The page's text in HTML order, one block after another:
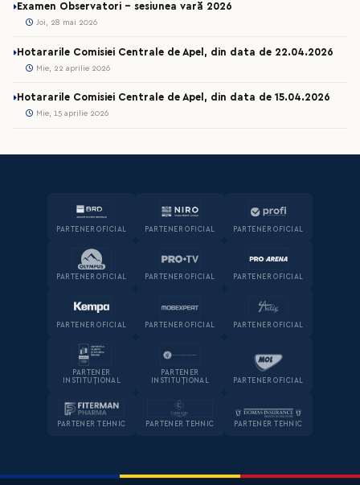
Examen Observatori - sesiunea vară 2026
Joi, 28 mai 2026
Hotararile Comisiei Centrale de Apel, din data de 22.04.2026
Mie, 22 aprilie 2026
Hotararile Comisiei Centrale de Apel, din data de 15.04.2026
Mie, 15 aprilie 2026
PARTENER OFICIAL PARTENER OFICIAL PARTENER OFICIAL
PARTENER OFICIAL PARTENER OFICIAL PARTENER OFICIAL
PARTENER OFICIAL PARTENER OFICIAL PARTENER OFICIAL
PARTENER
INSTITUȚIONAL
PARTENER
INSTITUȚIONAL
PARTENER OFICIAL
PARTENER TEHNIC PARTENER TEHNIC PARTENER TEHNIC